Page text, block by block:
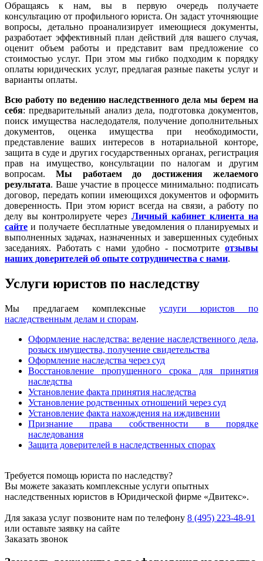
Обращаясь к нам, вы в первую очередь получаете
консультацию от профильного юриста. Он задаст уточняющие
вопросы, детально проанализирует имеющиеся документы,
разработает эффективный план действий для вашего случая,
оценит объем работы и представит вам предложение со
стоимостью услуг. При этом мы гибко подходим к порядку
оплаты юридических услуг, предлагая разные пакеты услуг и
варианты оплаты.
Всю работу по ведению наследственного дела мы берем на
себя: предварительный анализ дела, подготовка документов,
поиск имущества наследодателя, получение дополнительных
документов, оценка имущества при необходимости,
представление ваших интересов в нотариальной конторе,
защита в суде и других государственных органах, регистрация
прав на имущество, консультации по налогам и другим
вопросам. Мы работаем
до достижения желаемого
результата. Ваше участие в процессе минимально: подписать
договор, передать копии имеющихся документов и оформить
доверенность. При этом юрист всегда на связи, а работу по
делу вы контролируете через Личный кабинет клиента на
сайте и получаете бесплатные уведомления о планируемых и
выполненных задачах, назначенных и завершенных судебных
заседаниях. Работать с нами удобно - посмотрите отзывы
наших доверителей об опыте сотрудничества с нами.
Услуги юристов по наследству
Мы предлагаем комплексные услуги юристов по
наследственным делам и спорам.
Оформление наследства: ведение наследственного дела,
розыск имущества, получение свидетельства
Оформление наследства через суд
Восстановление пропущенного срока для принятия
наследства
Установление факта принятия наследства
Установление родственных отношений через суд
Установление факта нахождения на иждивении
Признание права собственности в порядке
наследования
Защита доверителей в наследственных спорах
Требуется помощь юриста по наследству?
Вы можете заказать комплексные услуги опытных
наследственных юристов в Юридической фирме «Двитекс».
Для заказа услуг позвоните нам по телефону 8 (495) 223-48-91
или оставьте заявку на сайте
Заказать звонок